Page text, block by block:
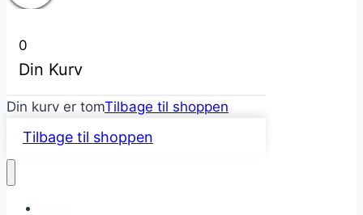
0
Din Kurv
Din kurv er tomTilbage til shoppen
Tilbage til shoppen